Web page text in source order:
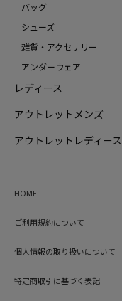
バッグ
シューズ
雑貨・アクセサリー
アンダーウェア
レディース
アウトレットメンズ
アウトレットレディース
HOME
ご利用規約について
個人情報の取り扱いについて
特定商取引に基づく表記